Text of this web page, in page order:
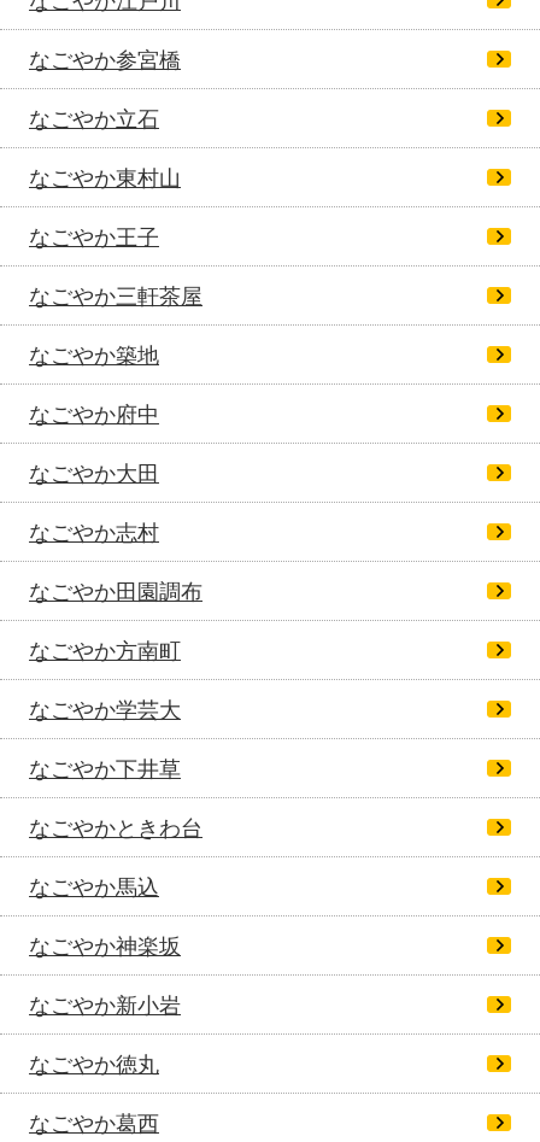
なごやか参宮橋
なごやか立石
なごやか東村山
なごやか王子
なごやか三軒茶屋
なごやか築地
なごやか府中
なごやか大田
なごやか志村
なごやか田園調布
なごやか方南町
なごやか学芸大
なごやか下井草
なごやかときわ台
なごやか馬込
なごやか神楽坂
なごやか新小岩
なごやか徳丸
なごやか葛西